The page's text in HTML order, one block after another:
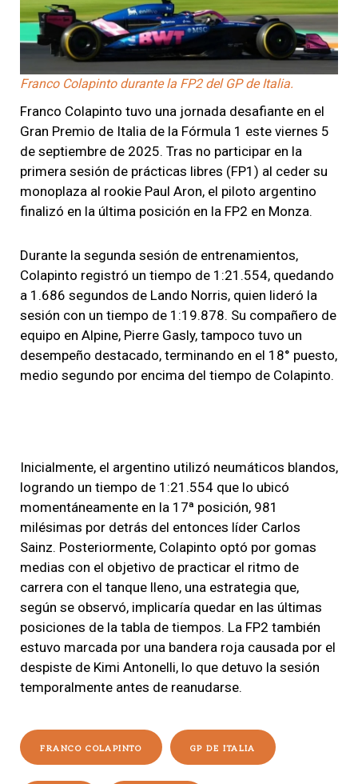
Franco Colapinto durante la FP2 del GP de Italia.
Franco Colapinto tuvo una jornada desafiante en el
Gran Premio de Italia de la Fórmula 1 este viernes 5
de septiembre de 2025. Tras no participar en la
primera sesión de prácticas libres (FP1) al ceder su
monoplaza al rookie Paul Aron, el piloto argentino
finalizó en la última posición en la FP2 en Monza.
Durante la segunda sesión de entrenamientos,
Colapinto registró un tiempo de 1:21.554, quedando
a 1.686 segundos de Lando Norris, quien lideró la
sesión con un tiempo de 1:19.878. Su compañero de
equipo en Alpine, Pierre Gasly, tampoco tuvo un
desempeño destacado, terminando en el 18° puesto,
medio segundo por encima del tiempo de Colapinto.
Inicialmente, el argentino utilizó neumáticos blandos,
logrando un tiempo de 1:21.554 que lo ubicó
momentáneamente en la 17ª posición, 981
milésimas por detrás del entonces líder Carlos
Sainz. Posteriormente, Colapinto optó por gomas
medias con el objetivo de practicar el ritmo de
carrera con el tanque lleno, una estrategia que,
según se observó, implicaría quedar en las últimas
posiciones de la tabla de tiempos. La FP2 también
estuvo marcada por una bandera roja causada por el
despiste de Kimi Antonelli, lo que detuvo la sesión
temporalmente antes de reanudarse.
FRANCO COLAPINTO GP DE ITALIA